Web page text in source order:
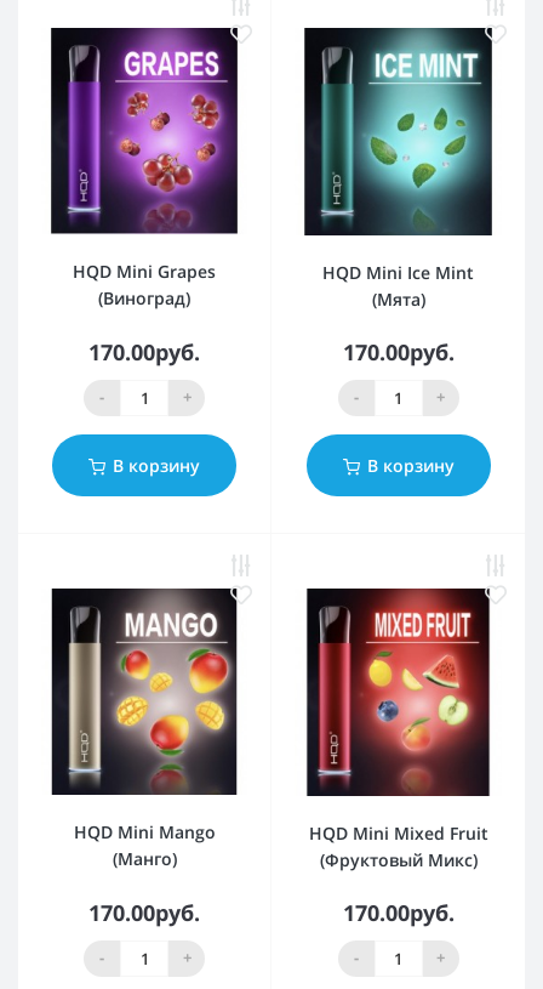
HQD Mini Grapes
(Виноград)
170.00руб.
- +
В корзину
HQD Mini Ice Mint
(Мята)
170.00руб.
- +
В корзину
HQD Mini Mango
(Манго)
170.00руб.
- +
HQD Mini Mixed Fruit
(Фруктовый Микс)
170.00руб.
- +